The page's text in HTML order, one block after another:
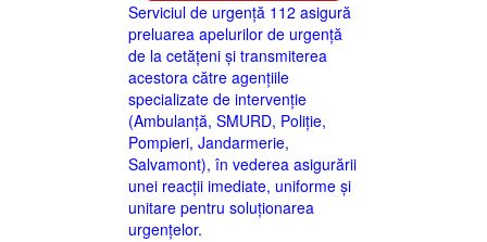
Serviciul de urgență 112 asigură
preluarea apelurilor de urgență
de la cetățeni și transmiterea
acestora către agențiile
specializate de intervenție
(Ambulanță, SMURD, Poliție,
Pompieri, Jandarmerie,
Salvamont), în vederea asigurării
unei reacții imediate, uniforme și
unitare pentru soluționarea
urgențelor.